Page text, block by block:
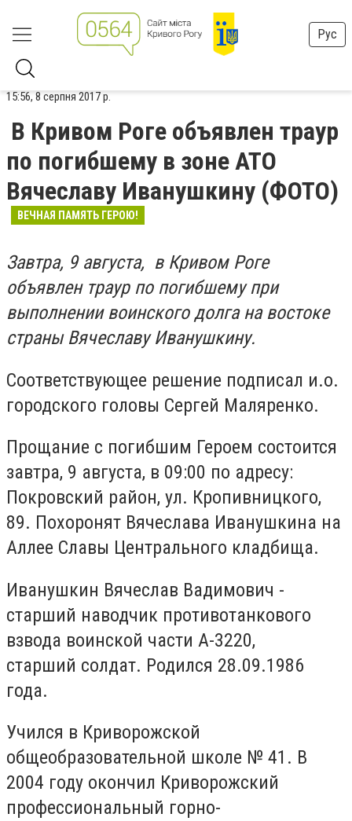
Рус
15:56, 8 серпня 2017 р.
В Кривом Роге объявлен траур
по погибшему в зоне АТО
Вячеславу Иванушкину (ФОТО)
ВЕЧНАЯ ПАМЯТЬ ГЕРОЮ!
Завтра, 9 августа, в Кривом Роге
объявлен траур по погибшему при
выполнении воинского долга на востоке
страны Вячеславу Иванушкину.
Соответствующее решение подписал и.о.
городского головы Сергей Маляренко.
Прощание с погибшим Героем состоится
завтра, 9 августа, в 09:00 по адресу:
Покровский район, ул. Кропивницкого,
89. Похоронят Вячеслава Иванушкина на
Аллее Славы Центрального кладбища.
Иванушкин Вячеслав Вадимович -
старший наводчик противотанкового
взвода воинской части А-3220,
старший солдат. Родился 28.09.1986
года.
Учился в Криворожской
общеобразовательной школе № 41. В
2004 году окончил Криворожский
профессиональный горно-